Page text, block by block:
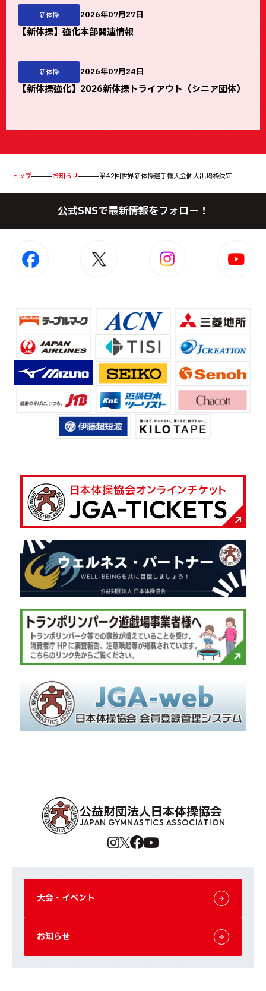
2026年07月27日
新体操
【新体操】強化本部関連情報
2026年07月24日
新体操
【新体操強化】2026新体操トライアウト（シニア団体）
トップ お知らせ 第42回世界新体操選手権大会個人出場枠決定
公式SNSで最新情報をフォロー！
公益財団法人日本体操協会
JAPAN GYMNASTICS ASSOCIATION
大会・イベント
お知らせ